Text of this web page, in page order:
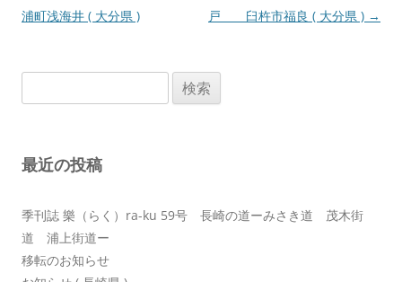
稿
ョ
浦町浅海井 ( 大分県 ) 戸 臼杵市福良 ( 大分県 ) →
索:
最近の投稿
季刊誌 樂（らく）ra-ku 59号 長崎の道ーみさき道 茂木街
道 浦上街道ー
移転のお知らせ